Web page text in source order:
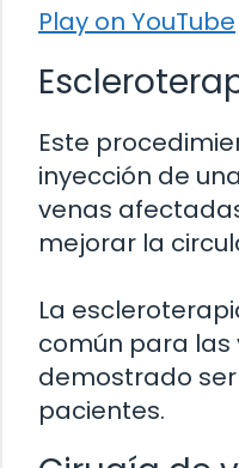
Play on YouTube
Este
inyección de
venas
mejorar la
La
común para las
demostrado
pacientes.